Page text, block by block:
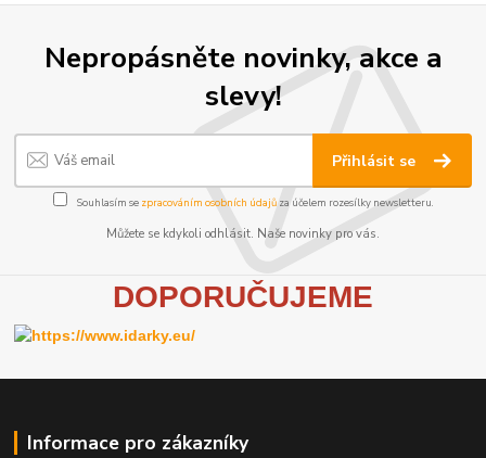
Nepropásněte novinky, akce a
slevy!
Přihlásit se
Souhlasím se zpracováním osobních údajůza účelem rozesílky newsletteru.
Můžete se kdykoli odhlásit. Naše novinky pro vás.
DOPORUČUJEME
Informace pro zákazníky